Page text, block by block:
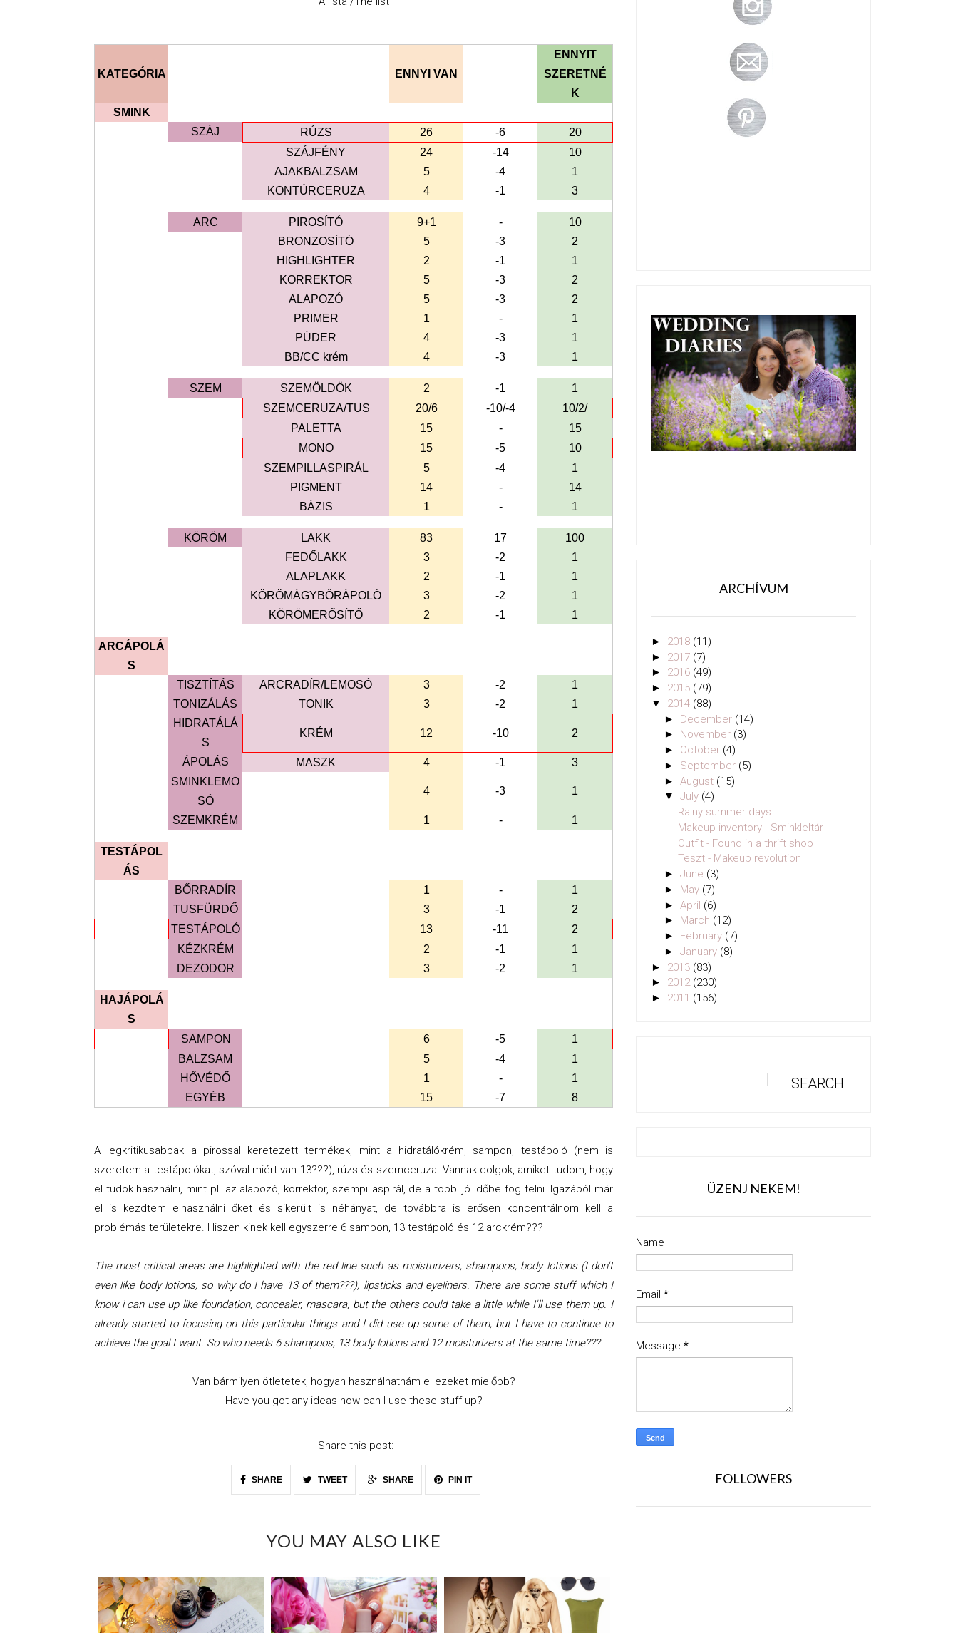
KATEGÓRIA ENNYI VAN
ENNYIT
SZERETNÉ
K
SMINK
SZÁJ
RÚZS 26 -6
20
SZÁJFÉNY
24 -14
10
AJAKBALZSAM
5 -4
1
KONTÚRCERUZA
4 -1 3
ARC PIROSÍTÓ 9+1 -
10
BRONZOSÍTÓ
5 -3
2
HIGHLIGHTER
2 -1
1
KORREKTOR
5 -3
2
ALAPOZÓ
5 -3
2
PRIMER
1 -
1
PÚDER
4 -3
1
BB/CC krém
4 -3 1
SZEM SZEMÖLDÖK 2 -1
1
SZEMCERUZA/TUS
20/6 -10/-4
10/2/
PALETTA
15 -
15
MONO
15 -5
10
SZEMPILLASPIRÁL
5 -4
1
PIGMENT
14 -
14
BÁZIS
1 - 1
KÖRÖM LAKK 83 17
100
FEDŐLAKK
3 -2
1
ALAPLAKK
2 -1
1
KÖRÖMÁGYBŐRÁPOLÓ
3 -2
1
KÖRÖMERŐSÍTŐ
2 -1 1
ARCÁPOLÁ
S
TISZTÍTÁS
ARCRADÍR/LEMOSÓ 3 -2
1
TONIZÁLÁS
TONIK 3 -2
1
HIDRATÁLÁ
S
KRÉM 12 -10 2
ÁPOLÁS MASZK 4 -1
3
SMINKLEMO
SÓ
4 -3 1
SZEMKRÉM 1 - 1
TESTÁPOL
ÁS
BŐRRADÍR
1 -
1
TUSFÜRDŐ
3 -1
2
TESTÁPOLÓ
13 -11
2
KÉZKRÉM
2 -1
1
DEZODOR
3 -2 1
HAJÁPOLÁ
S
SAMPON
6 -5
1
BALZSAM
5 -4
1
HŐVÉDŐ
1 -
1
EGYÉB
15 -7 8
A legkritikusabbak a pirossal keretezett termékek, mint a hidratálókrém, sampon, testápoló (nem is
szeretem a testápolókat, szóval miért van 13???), rúzs és szemceruza. Vannak dolgok, amiket tudom, hogy
el tudok használni, mint pl. az alapozó, korrektor, szempillaspirál, de a többi jó időbe fog telni. Igazából már
el is kezdtem elhasználni őket és sikerült is néhányat, de továbbra is erősen koncentrálnom kell a
problémás területekre. Hiszen kinek kell egyszerre 6 sampon, 13 testápoló és 12 arckrém???
The most critical areas are highlighted with the red line such as moisturizers, shampoos, body lotions (I don't
even like body lotions, so why do I have 13 of them???), lipsticks and eyeliners. There are some stuff which I
know i can use up like foundation, concealer, mascara, but the others could take a little while I'll use them up. I
already started to focusing on this particular things and I did use up some of them, but I have to continue to
achieve the goal I want. So who needs 6 shampoos, 13 body lotions and 12 moisturizers at the same time???
Van bármilyen ötletetek, hogyan használhatnám el ezeket mielőbb?
Have you got any ideas how can I use these stuff up?
Share this post:
SHARE TWEET SHARE PIN IT
YOU MAY ALSO LIKE
ARCHÍVUM
► 2018 (11)
► 2017 (7)
► 2016 (49)
► 2015 (79)
▼ 2014 (88)
► December (14)
► November (3)
► October (4)
► September (5)
► August (15)
▼ July (4)
Rainy summer days
Makeup inventory - Sminkleltár
Outfit - Found in a thrift shop
Teszt - Makeup revolution
► June (3)
► May (7)
► April (6)
► March (12)
► February (7)
► January (8)
► 2013 (83)
► 2012 (230)
► 2011 (156)
ÜZENJ NEKEM!
Name
Email *
Message *
FOLLOWERS